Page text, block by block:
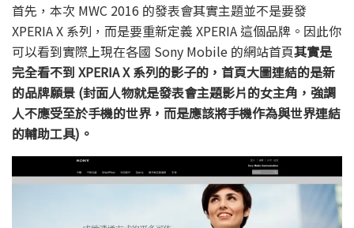
首先，本次 MWC 2016 的發表會其實主題並不是要發
XPERIA X 系列，而是要重新定義 XPERIA 這個品牌。因此你
可以看到實際上現在各國 Sony Mobile 的網站首頁其實是
完全看不到 XPERIA X 系列的影子的，首頁大圖連結的是新
的品牌願景 (封面人物就是發表會主題影片的女主角，強調
人不應受至於手機的世界，而是應該將手機作為與世界連結
的輔助工具)。